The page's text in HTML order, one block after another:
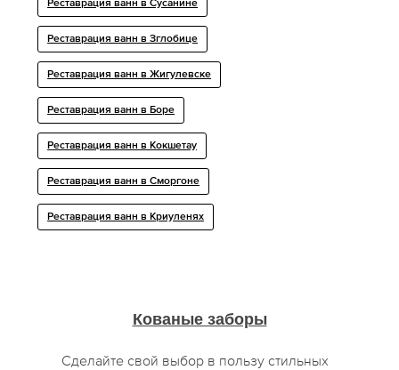
Реставрация ванн в Сусанине
Реставрация ванн в Зглобице
Реставрация ванн в Жигулевске
Реставрация ванн в Боре
Реставрация ванн в Кокшетау
Реставрация ванн в Сморгоне
Реставрация ванн в Криуленях
Кованые заборы
Сделайте свой выбор в пользу стильных